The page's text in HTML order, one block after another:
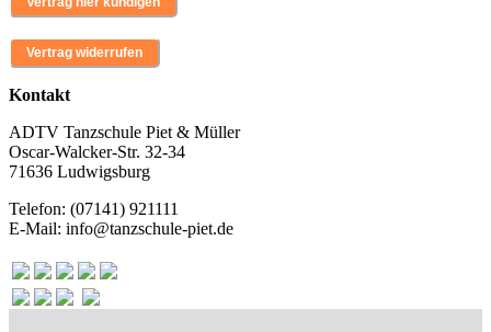
Kontakt
ADTV Tanzschule Piet & Müller
Oscar-Walcker-Str. 32-34
71636 Ludwigsburg
Telefon: (07141) 921111
E-Mail: info@tanzschule-piet.de